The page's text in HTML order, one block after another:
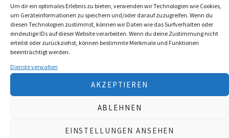
Um dir ein optimales Erlebnis zu bieten, verwenden wir Technologien wie Cookies,
um Geräteinformationen zu speichern und/oder darauf zuzugreifen. Wenn du
diesen Technologien zustimmst, können wir Daten wie das Surfverhalten oder
eindeutige IDs auf dieser Website verarbeiten. Wenn du deine Zustimmung nicht
erteilst oder zurückziehst, können bestimmte Merkmale und Funktionen
beeinträchtigt werden.
Dienste verwalten
AKZEPTIEREN
ABLEHNEN
EINSTELLUNGEN ANSEHEN
Neueste Beiträge
Die Landy-Retter
Myxomatose beim Feldhasen
Reaktion der Murmel auf den Klimawandel
Faszination Blattjagd